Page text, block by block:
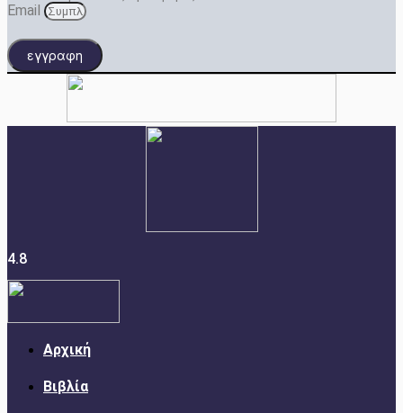
Email
εγγραφη
4.8
Αρχική
Βιβλία